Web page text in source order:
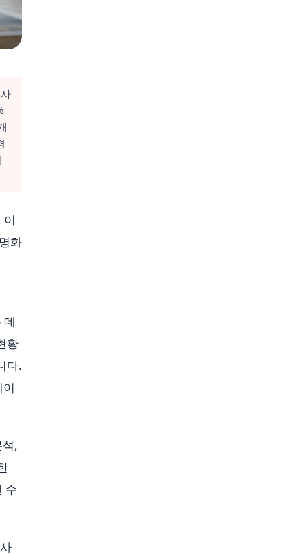
이
화
데
황
다.
,
수